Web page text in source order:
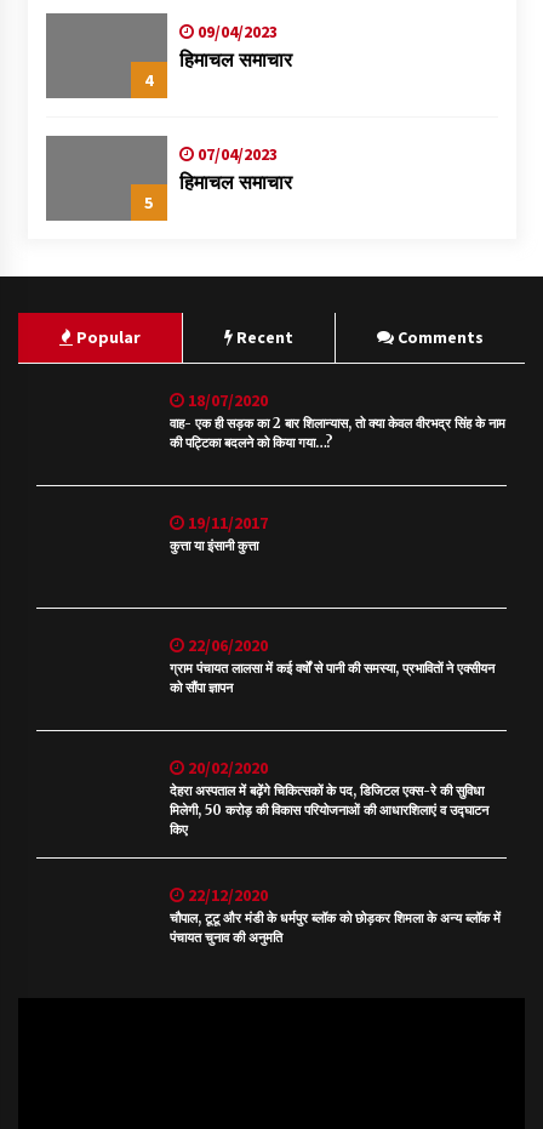
4
09/04/2023
हिमाचल समाचार
5
07/04/2023
हिमाचल समाचार
Popular Recent Comments
18/07/2020
वाह- एक ही सड़क का 2 बार शिलान्यास, तो क्या केवल वीरभद्र सिंह के नाम
की पट्टिका बदलने को किया गया…?
19/11/2017
कुत्ता या इंसानी कुत्ता
22/06/2020
ग्राम पंचायत लालसा में कई वर्षों से पानी की समस्या, प्रभावितों ने एक्सीयन
को सौंपा ज्ञापन
20/02/2020
देहरा अस्पताल में बढ़ेंगे चिकित्सकों के पद, डिजिटल एक्स-रे की सुविधा
मिलेगी, 50 करोड़ की विकास परियोजनाओं की आधारशिलाएं व उद्घाटन
किए
22/12/2020
चौपाल, टूटू और मंडी के धर्मपुर ब्लॉक को छोड़कर शिमला के अन्य ब्लॉक में
पंचायत चुनाव की अनुमति